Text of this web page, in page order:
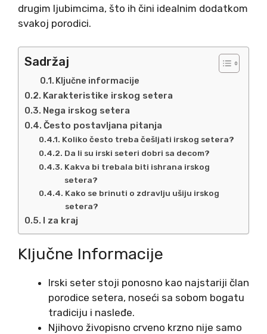
drugim ljubimcima, što ih čini idealnim dodatkom
svakoj porodici.
Sadržaj
Ključne informacije
Karakteristike irskog setera
Nega irskog setera
Često postavljana pitanja
Koliko često treba češljati irskog setera?
Da li su irski seteri dobri sa decom?
Kakva bi trebala biti ishrana irskog
setera?
Kako se brinuti o zdravlju ušiju irskog
setera?
I za kraj
Ključne Informacije
Irski seter stoji ponosno kao najstariji član
porodice setera, noseći sa sobom bogatu
tradiciju i nasleđe.
Njihovo živopisno crveno krzno nije samo